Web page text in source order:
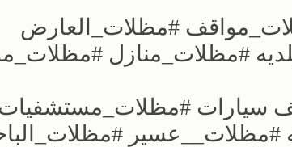
#مظلات_العارض
#مظلات_منازل
سيارات